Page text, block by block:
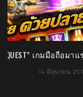
[REFERENCE] รีแบ